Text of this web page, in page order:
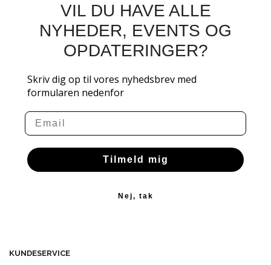
VIL DU HAVE ALLE
NYHEDER, EVENTS OG
OPDATERINGER?
Skriv dig op til vores nyhedsbrev med
formularen nedenfor
Email
Tilmeld mig
Nej, tak
KUNDESERVICE